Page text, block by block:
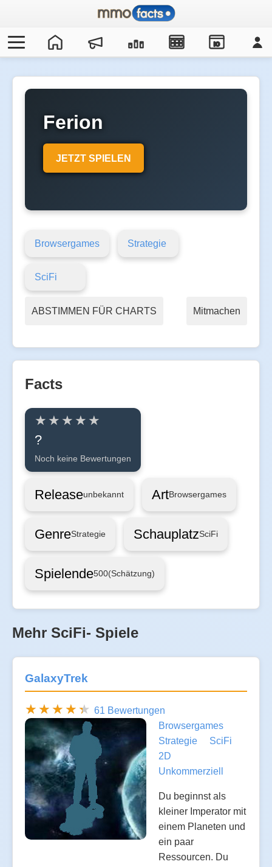
IO
Ferion
JETZT SPIELEN
Browsergames Strategie
SciFi
ABSTIMMEN FÜR CHARTS Mitmachen
Facts
?
Noch keine Bewertungen
Releaseunbekannt ArtBrowsergames
GenreStrategie SchauplatzSciFi
Spielende500(Schätzung)
Mehr SciFi- Spiele
GalaxyTrek
61 Bewertungen
Browsergames
Strategie
SciFi
2D
Unkommerziell
Du beginnst als
kleiner Imperator mit
einem Planeten und
ein paar
Ressourcen. Du